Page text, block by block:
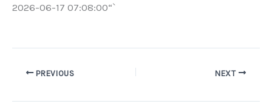
2026-06-17 07:08:00“`
PREVIOUS NEXT